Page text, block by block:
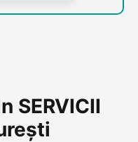
SERVICII